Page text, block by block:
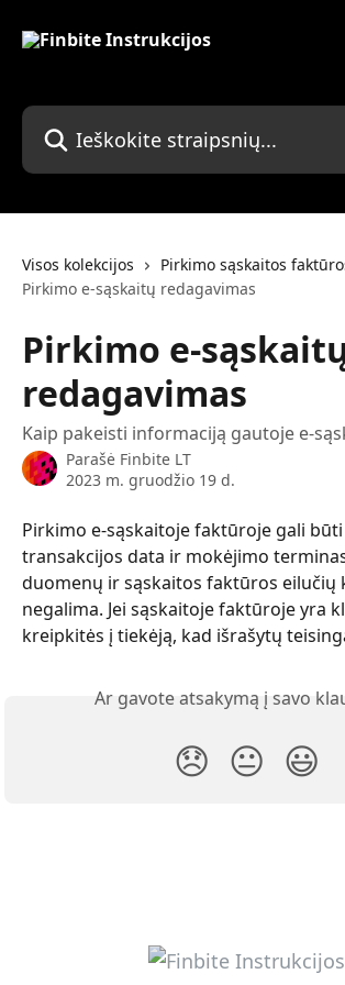
Ieškokite straipsnių...
Visos kolekcijos
Pirkimo sąskaitos
Pirkimo e-sąskaitų redagavimas
Pirkimo e-
redagavimas
Kaip pakeisti informaciją gautoje e-
Parašė Finbite LT
2023 m. gruodžio 19 d.
Pirkimo e-sąskaitoje faktūroje gali
transakcijos data ir mokėjimo
duomenų ir sąskaitos faktūros eilučių
negalima. Jei sąskaitoje faktūroje yra
kreipkitės į tiekėją, kad išrašytų
Ar gavote atsakymą į savo
😞 😐 😃